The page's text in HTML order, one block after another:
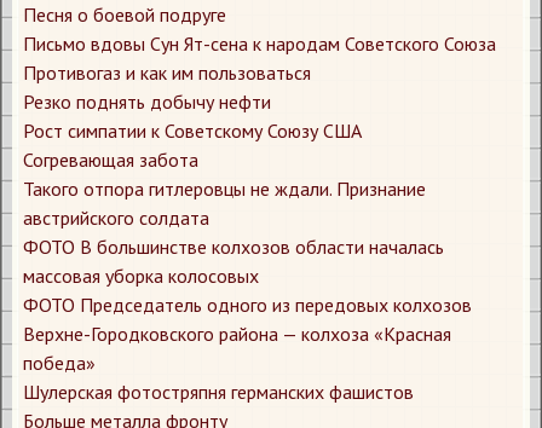
Песня о боевой подруге
Письмо вдовы Сун Ят-сена к народам Советского Союза
Противогаз и как им пользоваться
Резко поднять добычу нефти
Рост симпатии к Советскому Союзу США
Согревающая забота
Такого отпора гитлеровцы не ждали. Признание
австрийского солдата
ФОТО В большинстве колхозов области началась
массовая уборка колосовых
ФОТО Председатель одного из передовых колхозов
Верхне-Городковского района — колхоза «Красная
победа»
Шулерская фотостряпня германских фашистов
​Больше металла фронту